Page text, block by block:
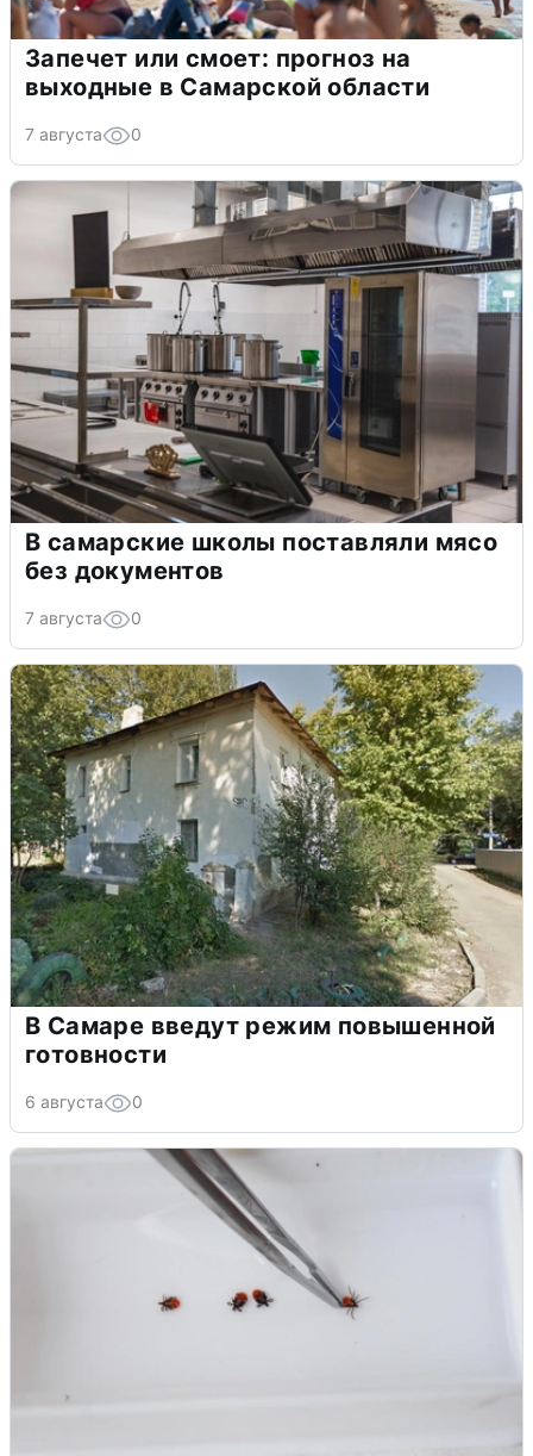
Запечет или смоет: прогноз на
выходные в Самарской области
7 августа 0
В самарские школы поставляли мясо
без документов
7 августа 0
В Самаре введут режим повышенной
готовности
6 августа 0